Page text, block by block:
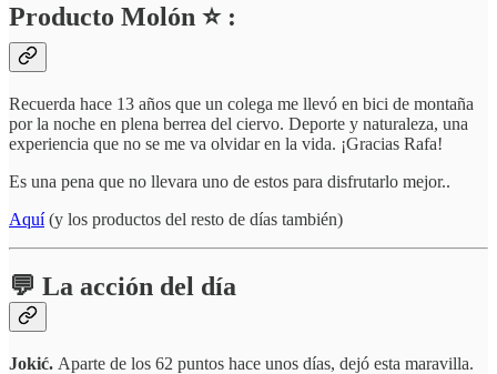
Producto Molón ⭐ :
Recuerda hace 13 años que un colega me llevó en bici de montaña
por la noche en plena berrea del ciervo. Deporte y naturaleza, una
experiencia que no se me va olvidar en la vida. ¡Gracias Rafa!
Es una pena que no llevara uno de estos para disfrutarlo mejor..
Aquí(y los productos del resto de días también)
💬 La acción del día
Jokić. Aparte de los 62 puntos hace unos días, dejó esta maravilla.